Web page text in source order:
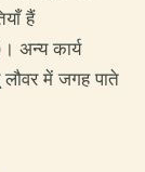
हैं
अन्य कार्य
लौवर में जगह पाते